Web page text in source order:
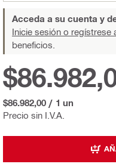
Acceda a su cuenta y
Inicie sesión o regístrese
beneficios.
Precio sin I.V.A.
$86.982,00 / 1 un